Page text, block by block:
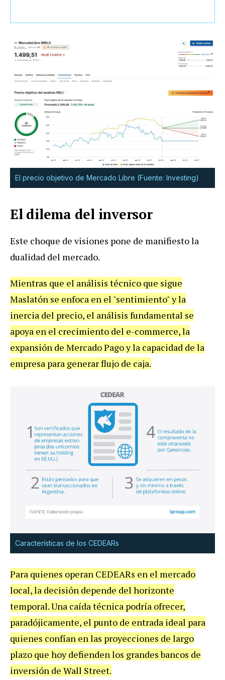
El precio objetivo de Mercado Libre (Fuente: Investing)
El dilema del inversor
Este choque de visiones pone de manifiesto la
dualidad del mercado.
Mientras que el análisis técnico que sigue
Maslatón se enfoca en el "sentimiento" y la
inercia del precio, el análisis fundamental se
apoya en el crecimiento del e-commerce, la
expansión de Mercado Pago y la capacidad de la
empresa para generar flujo de caja.
Características de los CEDEARs
Para quienes operan CEDEARs en el mercado
local, la decisión depende del horizonte
temporal. Una caída técnica podría ofrecer,
paradójicamente, el punto de entrada ideal para
quienes confían en las proyecciones de largo
plazo que hoy defienden los grandes bancos de
inversión de Wall Street.